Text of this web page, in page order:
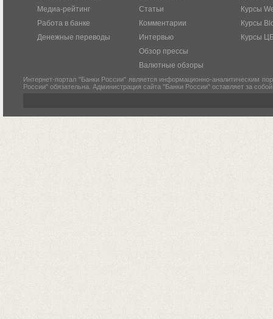
Медиа-рейтинг
Работа в банке
Денежные переводы
Статьи
Комментарии
Интервью
Обзор прессы
Валютные обзоры
Курсы
Курсы
Курсы
Интернет-портал "Банки России" является информационно-аналитическим
России" обязательна. Администрация сайта "Банки России" оставляет за